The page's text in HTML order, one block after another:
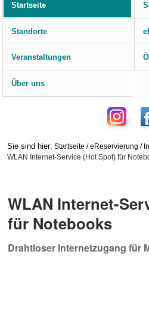
Startseite
Standorte
Veranstaltungen
Über uns
Sie sind hier: Startseite /eReservierung /
WLAN Internet-Service (Hot Spot) für
WLAN Internet-
für Notebooks
Drahtloser Internetzugang für